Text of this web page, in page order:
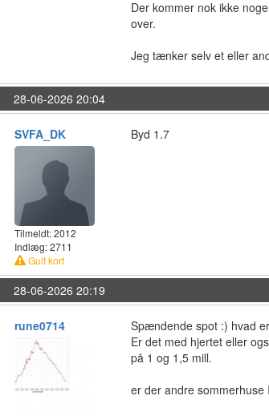
Der kommer nok ikke
over.
Jeg tænker selv et eller
28-06-2026 20:04
SVFA_DK
Tilmeldt:2012
Indlæg: 2711
Gult kort
Byd 1.7
28-06-2026 20:19
rune0714
Spændende spot :) hvad
Er det med hjertet eller
på 1 og 1,5 mill.
er der andre sommerhuse